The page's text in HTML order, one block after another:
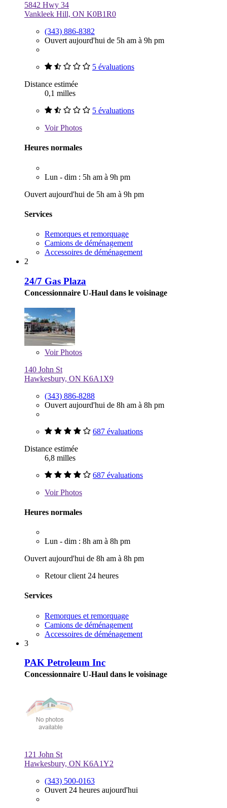
5842 Hwy 34
Vankleek Hill, ON K0B1R0
(343) 886-8382
Ouvert aujourd'hui de 5h am à 9h pm
5 évaluations
Distance estimée
0,1 milles
5 évaluations
VoirPhotos
Heures normales
Lun - dim : 5h am à 9h pm
Ouvert aujourd'hui de 5h am à 9h pm
Services
Remorques et remorquage
Camions de déménagement
Accessoires de déménagement
2
24/7 Gas Plaza
Concessionnaire U-Haul dans le voisinage
VoirPhotos
140 John St
Hawkesbury, ON K6A1X9
(343) 886-8288
Ouvert aujourd'hui de 8h am à 8h pm
687 évaluations
Distance estimée
6,8 milles
687 évaluations
VoirPhotos
Heures normales
Lun - dim : 8h am à 8h pm
Ouvert aujourd'hui de 8h am à 8h pm
Retour client 24 heures
Services
Remorques et remorquage
Camions de déménagement
Accessoires de déménagement
3
PAK Petroleum Inc
Concessionnaire U-Haul dans le voisinage
121 John St
Hawkesbury, ON K6A1Y2
(343) 500-0163
Ouvert 24 heures aujourd'hui